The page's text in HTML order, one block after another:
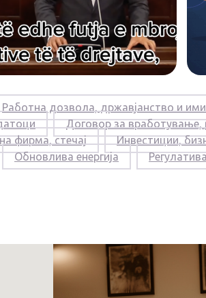
Работна дозвола, државјанство и
Договор за вработување,
фирма, стечај
Инвестиции,
Обновлива енергија